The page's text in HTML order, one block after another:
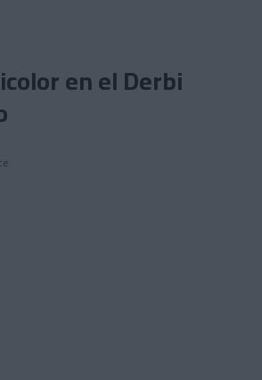
en el Derbi